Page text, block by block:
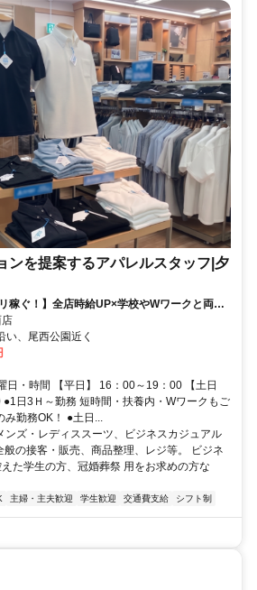
ンを提案するアパレルスタッフ|夕
稼ぐ！】全店時給UP×学校やWワークと両立
い、尾西公園近く
日・時間 【平日】 16：00～19：00 【土日
日3Ｈ～勤務 短時間・扶養内・Wワークもご
み勤務OK！ ●土日...
ンズ・レディススーツ、ビジネスカジュアル
の接客・販売、商品整理、レジ等。 ビジネ
た学生の方、冠婚葬祭 用をお求めの方な
主婦・主夫歓迎 学生歓迎 交通費支給 シフト制